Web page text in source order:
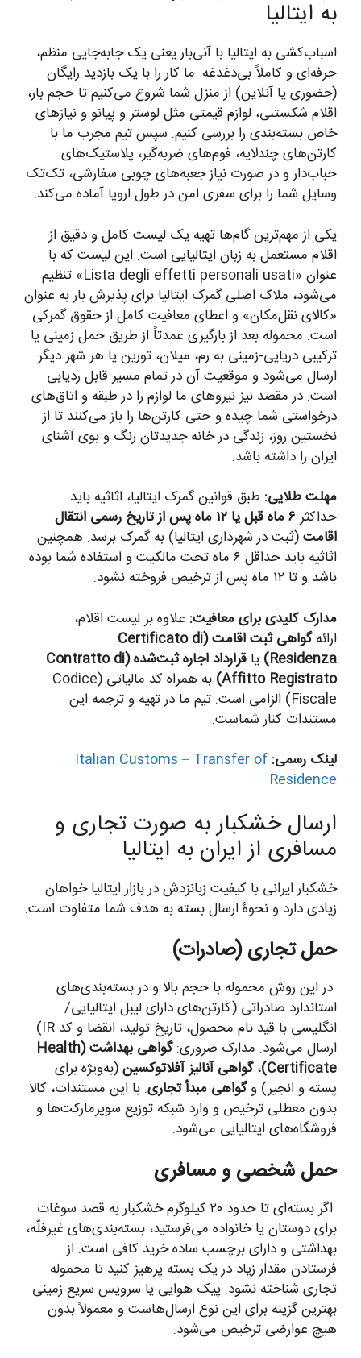
به ایتالیا
اسباب‌کشی به ایتالیا با آنی‌بار یعنی یک جابه‌جایی منظم،
حرفه‌ای و کاملاً بی‌دغدغه. ما کار را با یک بازدید رایگان
(حضوری یا آنلاین) از منزل شما شروع می‌کنیم تا حجم بار،
اقلام شکستنی، لوازم قیمتی مثل لوستر و پیانو و نیازهای
خاص بسته‌بندی را بررسی کنیم. سپس تیم مجرب ما با
کارتن‌های چندلایه، فوم‌های ضربه‌گیر، پلاستیک‌های
حباب‌دار و در صورت نیاز جعبه‌های چوبی سفارشی، تک‌تک
وسایل شما را برای سفری امن در طول اروپا آماده می‌کند.
یکی از مهم‌ترین گام‌ها تهیه یک لیست کامل و دقیق از
اقلام مستعمل به زبان ایتالیایی است. این لیست که با
عنوان «Lista degli effetti personali usati» تنظیم
می‌شود، ملاک اصلی گمرک ایتالیا برای پذیرش بار به عنوان
«کالای نقل‌مکان» و اعطای معافیت کامل از حقوق گمرکی
است. محموله بعد از بارگیری عمدتاً از طریق حمل زمینی یا
ترکیبی دریایی-زمینی به رم، میلان، تورین یا هر شهر دیگر
ارسال می‌شود و موقعیت آن در تمام مسیر قابل ردیابی
است. در مقصد نیز نیروهای ما لوازم را در طبقه و اتاق‌های
درخواستی شما چیده و حتی کارتن‌ها را باز می‌کنند تا از
نخستین روز، زندگی در خانه جدیدتان رنگ و بوی آشنای
ایران را داشته باشد.
مهلت طلایی: طبق قوانین گمرک ایتالیا، اثاثیه باید
حداکثر
۶ ماه قبل یا ۱۲ ماه پس از تاریخ رسمی انتقال
اقامت(ثبت در شهرداری ایتالیا) به گمرک برسد. همچنین
اثاثیه باید حداقل ۶ ماه تحت مالکیت و استفاده شما بوده
باشد و تا ۱۲ ماه پس از ترخیص فروخته نشود.
مدارک کلیدی برای معافیت: علاوه بر لیست اقلام،
ارائه
گواهی ثبت اقامت (Certificato di
Residenza) یا
قرارداد اجاره ثبت‌شده (Contratto di
Affitto Registrato)
به همراه کد مالیاتی (Codice
Fiscale) الزامی است. تیم ما در تهیه و ترجمه این
مستندات کنار شماست.
لینک رسمی: Italian Customs – Transfer of
Residence
ارسال خشکبار به صورت تجاری و
مسافری از ایران به ایتالیا
خشکبار ایرانی با کیفیت زبانزدش در بازار ایتالیا خواهان
زیادی دارد و نحوۀ ارسال بسته به هدف شما متفاوت است:
حمل تجاری (صادرات)
در این روش محموله با حجم بالا و در بسته‌بندی‌های
استاندارد صادراتی (کارتن‌های دارای لیبل ایتالیایی/
انگلیسی با قید نام محصول، تاریخ تولید، انقضا و کد IR)
ارسال می‌شود. مدارک ضروری:
گواهی بهداشت (Health
Certificate) ،گواهی آنالیز آفلاتوکسین(به‌ویژه برای
پسته و انجیر) وگواهی مبدأ تجاری. با این مستندات، کالا
بدون معطلی ترخیص و وارد شبکه توزیع سوپرمارکت‌ها و
فروشگاه‌های ایتالیایی می‌شود.
حمل شخصی و مسافری
اگر بسته‌ای تا حدود ۲۰ کیلوگرم خشکبار به قصد سوغات
برای دوستان یا خانواده می‌فرستید، بسته‌بندی‌های غیرفلّه،
بهداشتی و دارای برچسب ساده خرید کافی است. از
فرستادن مقدار زیاد در یک بسته پرهیز کنید تا محموله
تجاری شناخته نشود. پیک هوایی یا سرویس سریع زمینی
بهترین گزینه برای این نوع ارسال‌هاست و معمولاً بدون
هیچ عوارضی ترخیص می‌شود.